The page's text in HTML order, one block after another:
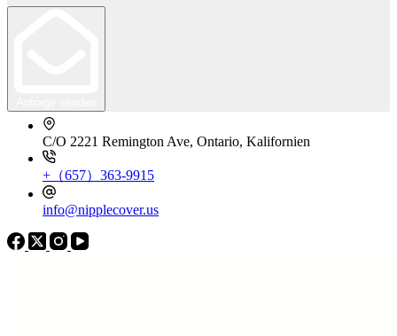
C/O 2221 Remington Ave, Ontario, Kalifornien
+（657）363-9915
info@nipplecover.us